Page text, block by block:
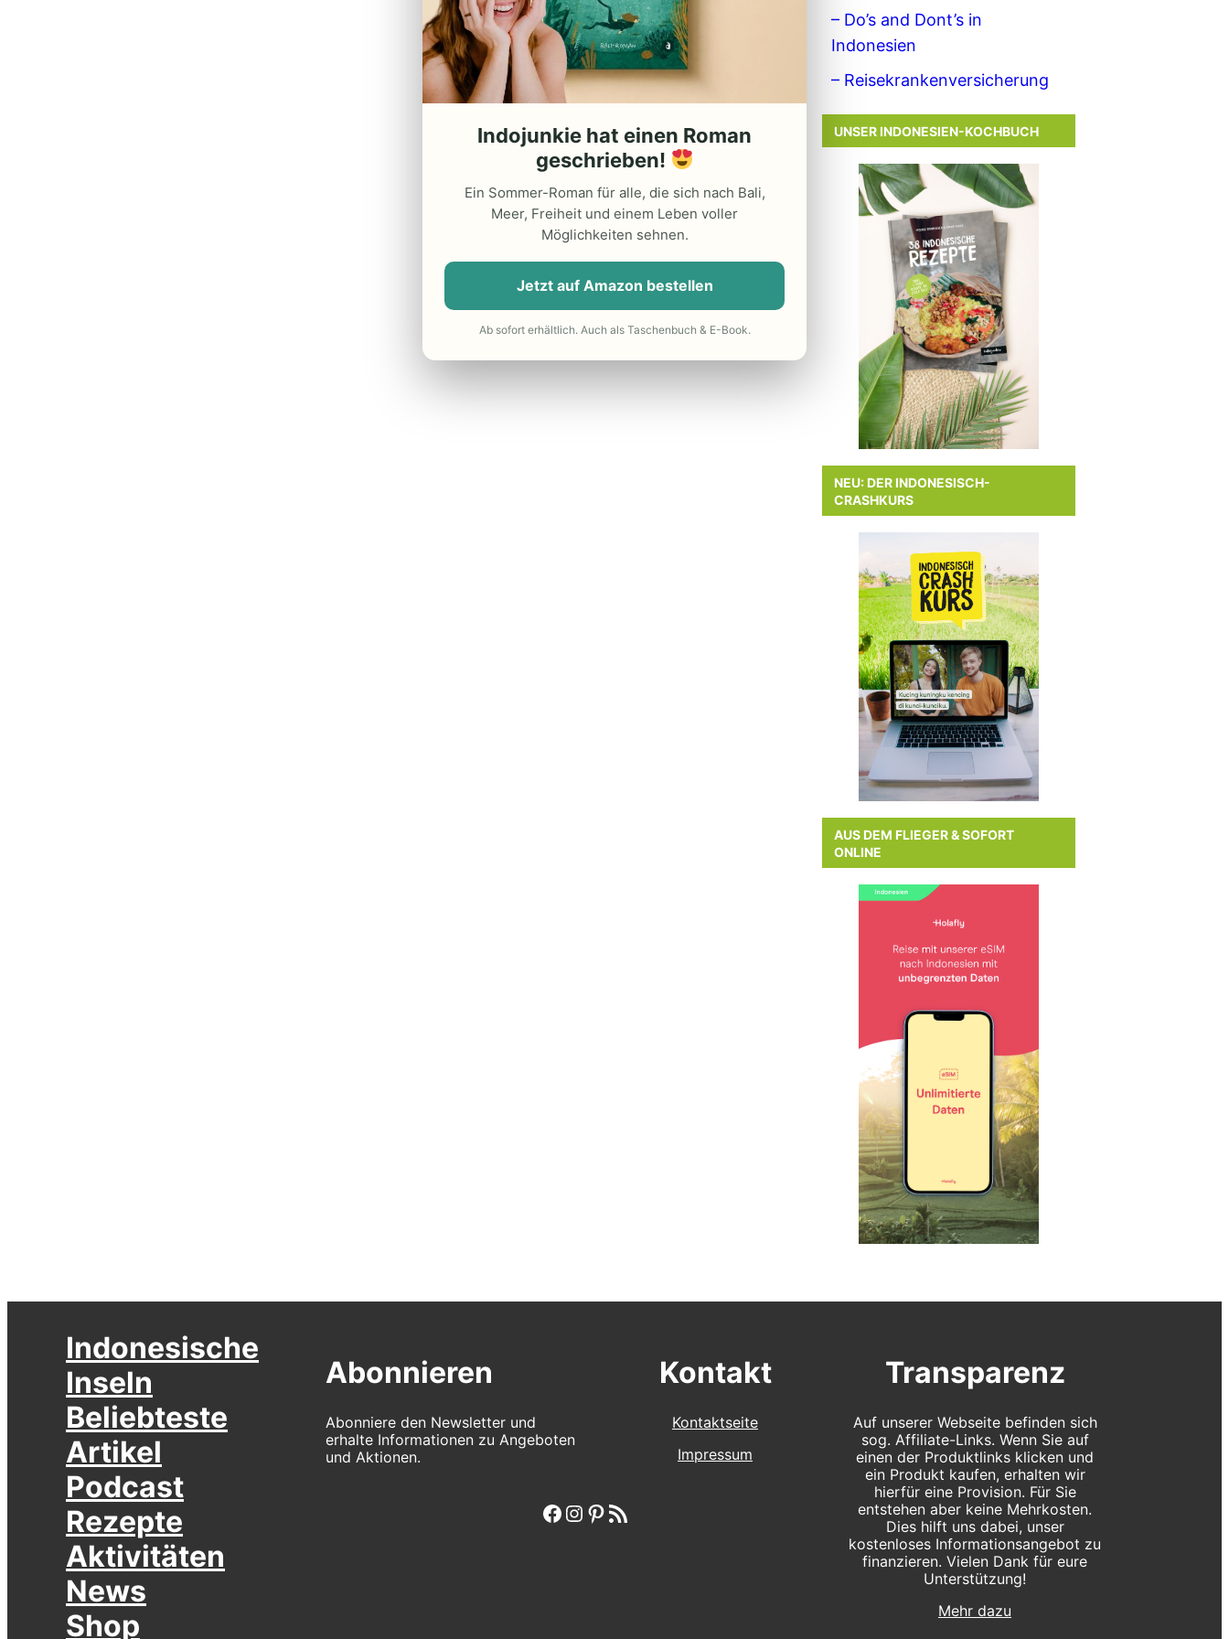
– Do’s and Dont’s in
Indonesien
– Reisekrankenversicherung
UNSER INDONESIEN-KOCHBUCH
NEU: DER INDONESISCH-
CRASHKURS
AUS DEM FLIEGER & SOFORT
ONLINE
Indonesische
Inseln
Beliebteste
Artikel
Podcast
Rezepte
Aktivitäten
News
Shop
Abonnieren
Abonniere den Newsletter und
erhalte Informationen zu Angeboten
und Aktionen.
Kontakt
Kontaktseite
Impressum
Facebook Instagram Pinterest RSS-Feed
Transparenz
Auf unserer Webseite befinden sich
sog. Affiliate-Links. Wenn Sie auf
einen der Produktlinks klicken und
ein Produkt kaufen, erhalten wir
hierfür eine Provision. Für Sie
entstehen aber keine Mehrkosten.
Dies hilft uns dabei, unser
kostenloses Informationsangebot zu
finanzieren. Vielen Dank für eure
Unterstützung!
Mehr dazu
Indojunkie hat einen Roman
geschrieben!
Ein Sommer-Roman für alle, die sich nach Bali,
Meer, Freiheit und einem Leben voller
Möglichkeiten sehnen.
Jetzt auf Amazon bestellen
Ab sofort erhältlich. Auch als Taschenbuch & E-Book.